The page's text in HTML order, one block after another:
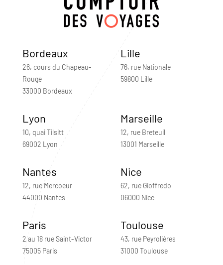
Bordeaux
26, cours du Chapeau-
Rouge
33000 Bordeaux
Lille
76, rue Nationale
59800 Lille
Lyon
10, quai Tilsitt
69002 Lyon
Marseille
12, rue Breteuil
13001 Marseille
Nantes
12, rue Mercoeur
44000 Nantes
Nice
62, rue Gioffredo
06000 Nice
Paris
2 au 18 rue Saint-Victor
75005 Paris
Toulouse
43, rue Peyrolières
31000 Toulouse